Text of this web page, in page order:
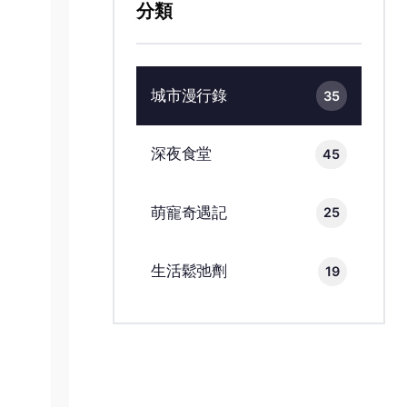
分類
城市漫行錄 35
深夜食堂 45
萌寵奇遇記 25
生活鬆弛劑 19